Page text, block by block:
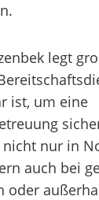
legt
ist, um eine
nicht nur in
auch bei
oder